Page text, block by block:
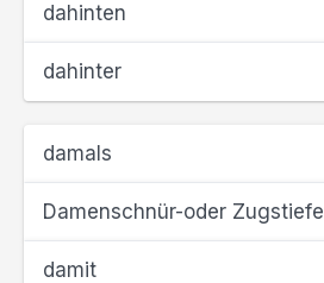
dahinten
dahinter
damals
Damenschnür-oder Zugstiefel
damit